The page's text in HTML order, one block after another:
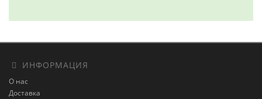
ИНФОРМАЦИЯ
О нас
Доставка